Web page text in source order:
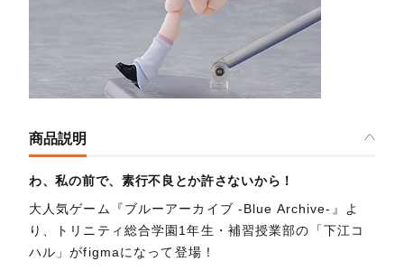
商品説明
わ、私の前で、素行不良とか許さないから！
大人気ゲーム『ブルーアーカイブ -Blue Archive-』よ
り、トリニティ総合学園1年生・補習授業部の「下江コ
ハル」がfigmaになって登場！